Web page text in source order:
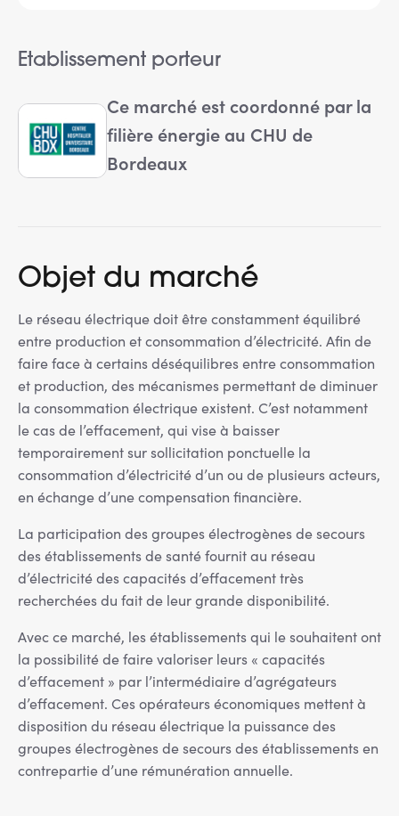
Etablissement porteur
Ce marché est coordonné par la
filière énergie au CHU de
Bordeaux
Objet du marché
Le réseau électrique doit être constamment équilibré
entre production et consommation d’électricité. Afin de
faire face à certains déséquilibres entre consommation
et production, des mécanismes permettant de diminuer
la consommation électrique existent. C’est notamment
le cas de l’effacement, qui vise à baisser
temporairement sur sollicitation ponctuelle la
consommation d’électricité d’un ou de plusieurs acteurs,
en échange d’une compensation financière.
La participation des groupes électrogènes de secours
des établissements de santé fournit au réseau
d’électricité des capacités d’effacement très
recherchées du fait de leur grande disponibilité.
Avec ce marché, les établissements qui le souhaitent ont
la possibilité de faire valoriser leurs « capacités
d’effacement » par l’intermédiaire d’agrégateurs
d’effacement. Ces opérateurs économiques mettent à
disposition du réseau électrique la puissance des
groupes électrogènes de secours des établissements en
contrepartie d’une rémunération annuelle.